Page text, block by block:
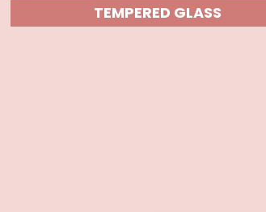
TEMPERED GLASS